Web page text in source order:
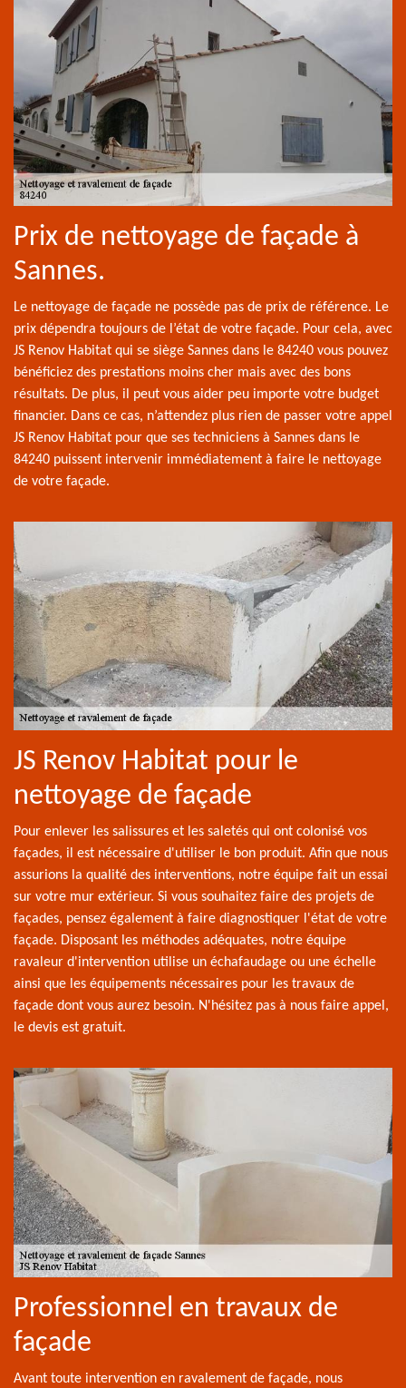
Prix de nettoyage de façade à
Sannes.
Le nettoyage de façade ne possède pas de prix de référence. Le
prix dépendra toujours de l’état de votre façade. Pour cela, avec
JS Renov Habitat qui se siège Sannes dans le 84240 vous pouvez
bénéficiez des prestations moins cher mais avec des bons
résultats. De plus, il peut vous aider peu importe votre budget
financier. Dans ce cas, n’attendez plus rien de passer votre appel
JS Renov Habitat pour que ses techniciens à Sannes dans le
84240 puissent intervenir immédiatement à faire le nettoyage
de votre façade.
JS Renov Habitat pour le
nettoyage de façade
Pour enlever les salissures et les saletés qui ont colonisé vos
façades, il est nécessaire d'utiliser le bon produit. Afin que nous
assurions la qualité des interventions, notre équipe fait un essai
sur votre mur extérieur. Si vous souhaitez faire des projets de
façades, pensez également à faire diagnostiquer l'état de votre
façade. Disposant les méthodes adéquates, notre équipe
ravaleur d'intervention utilise un échafaudage ou une échelle
ainsi que les équipements nécessaires pour les travaux de
façade dont vous aurez besoin. N'hésitez pas à nous faire appel,
le devis est gratuit.
Professionnel en travaux de
façade
Avant toute intervention en ravalement de façade, nous